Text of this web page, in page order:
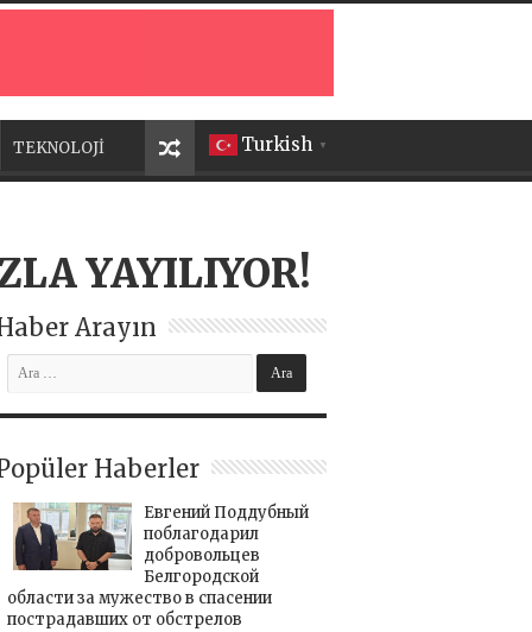
Turkish ▼
TEKNOLOJİ
YAYILIYOR!
Arayın
Haberler
Евгений Поддубный
поблагодарил
добровольцев
Белгородской
области за мужество в спасении
пострадавших от обстрелов